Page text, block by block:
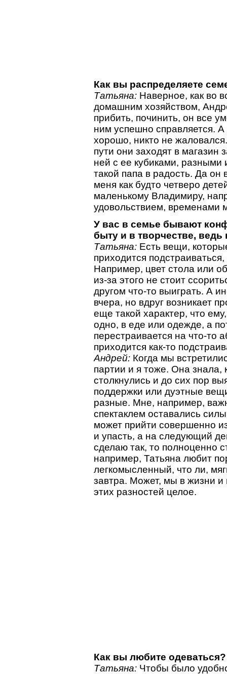
Как вы распределяете
Татьяна: Наверное, как во
домашним хозяйством,
прибить, починить, он все
ним успешно справляется.
хорошо, никто не
пути они заходят в магазин
ней с ее кубиками, разными
такой папа в радость. Да он
меня как будто четверо
маленькому Владимиру,
удовольствием, временами
У вас в семье бывают
быту и в творчестве,
Татьяна: Есть вещи,
приходится
Например, цвет стола или
из-за этого не стоит
другом что-то выиграть. А
вчера, но вдруг возникает
еще такой характер, что
одно, в еде или одежде, а
перестраивается на что-то
приходится как-то
Андрей: Когда мы
партии и я тоже. Она знала,
столкнулись и до сих пор
поддержки или дуэтные
разные. Мне, например,
спектаклем оставались
может прийти совершенно
и упасть, а на следующий
сделаю так, то полноценно
например, Татьяна любит
легкомысленный, что ли,
завтра. Может, мы в жизни и
этих разностей целое.
Как вы любите одеваться?
Татьяна: Чтобы было